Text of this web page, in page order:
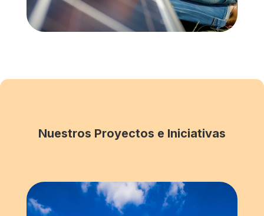
Nuestros Proyectos e Iniciativas